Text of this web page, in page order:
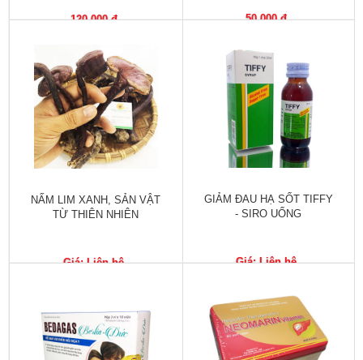
nề,
Hỗ
trợ
tiểu
đường
Sức
của
bé
Chuyên
Tin
tức
120,000 đ 50,000 đ
NẤM LIM XANH, SẢN VẬT
TỪ THIÊN NHIÊN
Giá: Liên hệ
GIẢM ĐAU HẠ SỐT TIFFY
- SIRO UỐNG
Giá: Liên hệ